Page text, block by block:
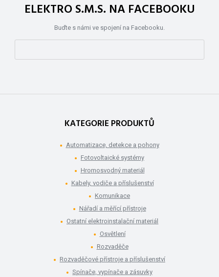
ELEKTRO S.M.S. NA FACEBOOKU
Buďte s námi ve spojení na Facebooku.
KATEGORIE PRODUKTŮ
Automatizace, detekce a pohony
Fotovoltaické systémy
Hromosvodný materiál
Kabely, vodiče a příslušenství
Komunikace
Nářadí a měřící přístroje
Ostatní elektroinstalační materiál
Osvětlení
Rozvaděče
Rozvaděčové přístroje a příslušenství
Spínače, vypínače a zásuvky